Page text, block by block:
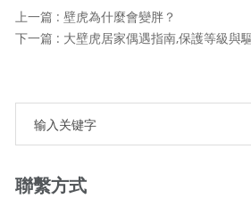
上一篇 : 壁虎為什麼會變胖？
下一篇 : 大壁虎居家偶遇指南,保護等級與
聯繫方式